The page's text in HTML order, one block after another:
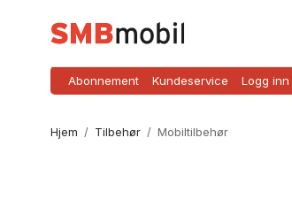
Abonnement Kundeservice Logg
Hjem / Tilbehør / Mobiltilbehør